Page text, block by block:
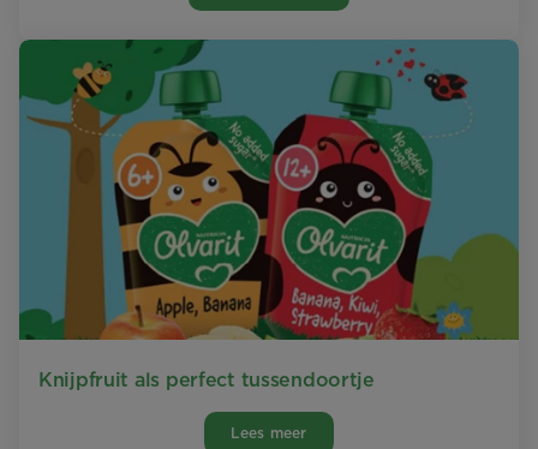
Knijpfruit als perfect tussendoortje
Lees meer